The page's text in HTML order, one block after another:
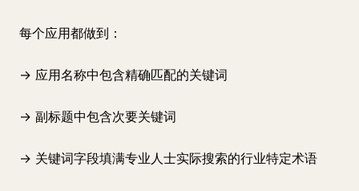
每个应用都做到：
→ 应用名称中包含精确匹配的关键词
→ 副标题中包含次要关键词
→ 关键词字段填满专业人士实际搜索的行业特定术语